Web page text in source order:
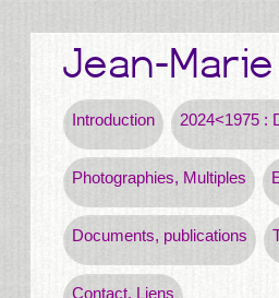
Introduction 2024<1975 :
Photographies, Multiples
Documents, publications
Contact, Liens